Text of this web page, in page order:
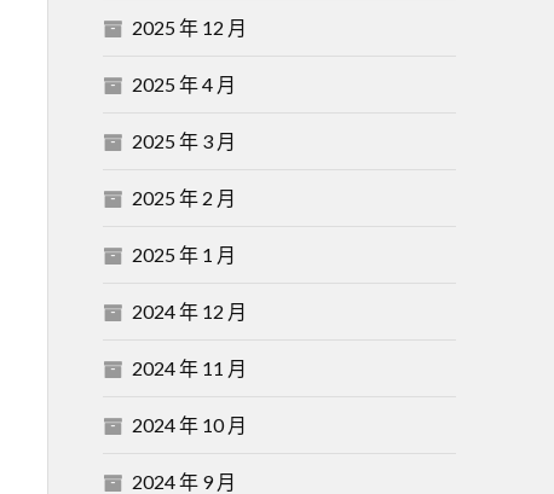
2025 年 12 月
2025 年 4 月
2025 年 3 月
2025 年 2 月
2025 年 1 月
2024 年 12 月
2024 年 11 月
2024 年 10 月
2024 年 9 月